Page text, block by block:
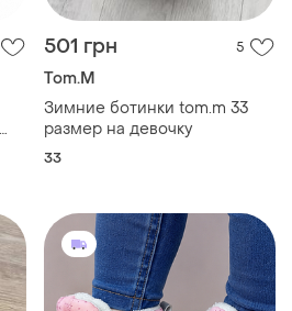
501 грн 5
Tom.M
Зимние ботинки tom.m 33
размер на девочку
33